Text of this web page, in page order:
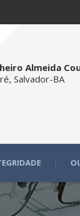
Almeida
Salvador-BA